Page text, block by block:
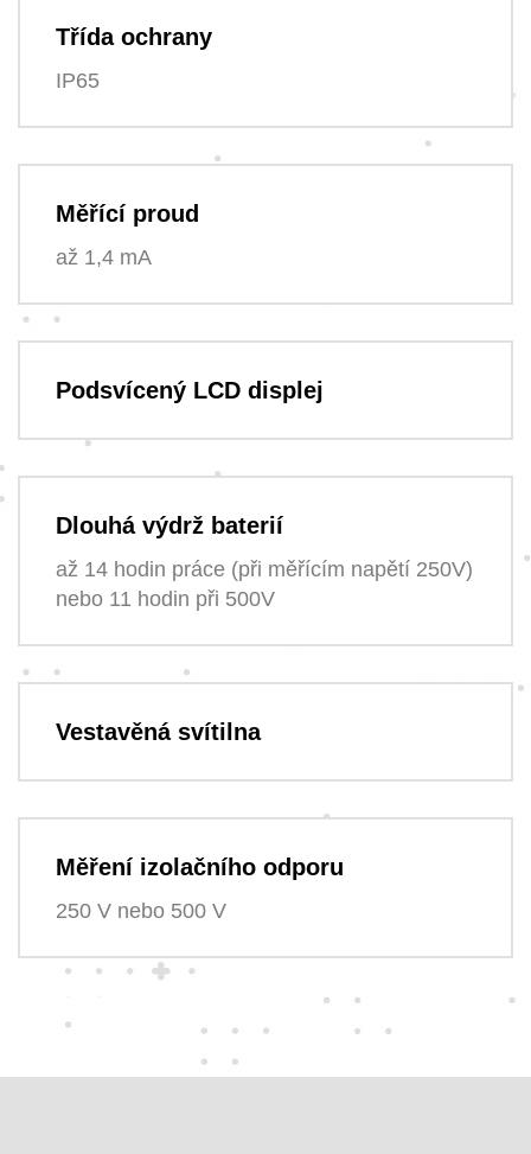
Třída ochrany
IP65
Měřící proud
až 1,4 mA
Podsvícený LCD displej
Dlouhá výdrž baterií
až 14 hodin práce (při měřícím napětí 250V)
nebo 11 hodin při 500V
Vestavěná svítilna
Měření izolačního odporu
250 V nebo 500 V